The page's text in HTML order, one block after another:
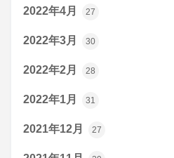
2022年4月 27
2022年3月 30
2022年2月 28
2022年1月 31
2021年12月 27